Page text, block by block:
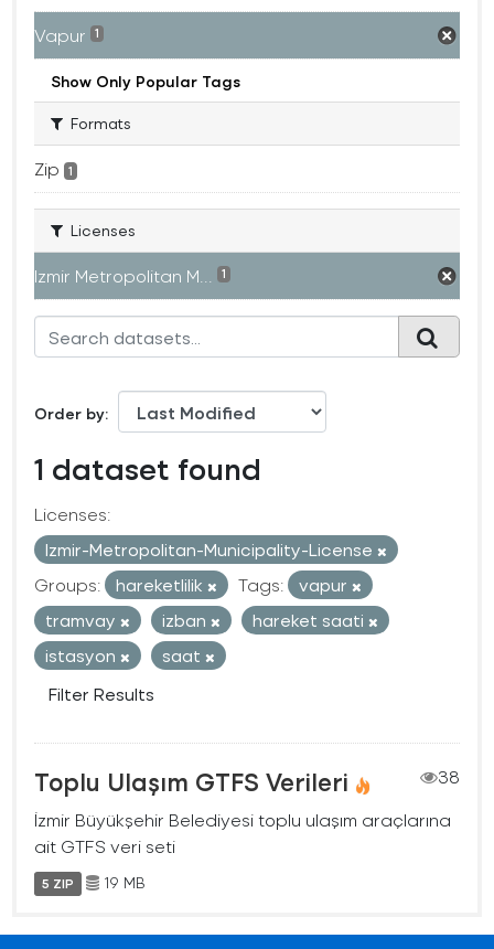
Vapur 1
Show Only Popular Tags
Formats
Zip 1
Licenses
Izmir Metropolitan M... 1
Order by
1 dataset found
Licenses:
Izmir-Metropolitan-Municipality-License
Groups:
hareketlilik Tags:
vapur
tramvay
izban
hareket saati
istasyon
saat
Filter Results
Toplu Ulaşım GTFS Verileri
38
İzmir Büyükşehir Belediyesi toplu ulaşım araçlarına
ait GTFS veri seti
5 ZIP 19 MB